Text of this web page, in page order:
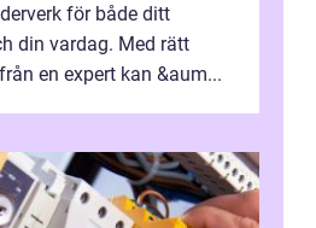
för både ditt
din vardag. Med rätt
en expert kan &aum...